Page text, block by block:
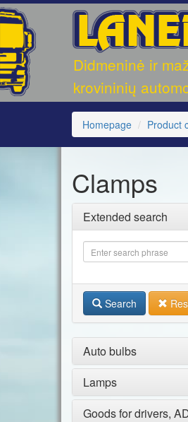
UAB
"LANEDA"
Didmeninė ir
krovininių
Homepage Product
Clamps
Extended search
Search
Auto bulbs
Lamps
Goods for drivers,